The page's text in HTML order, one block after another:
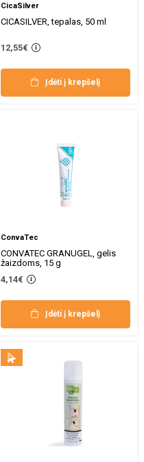
CicaSilver
CICASILVER, tepalas, 50 ml
12,55€
Įdėti į krepšelį
ConvaTec
CONVATEC GRANUGEL, gelis
žaizdoms, 15 g
4,14€
Įdėti į krepšelį